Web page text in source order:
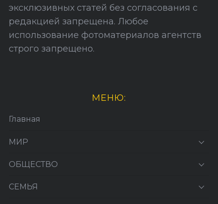
эксклюзивных статей без согласования с
редакцией запрещена. Любое
использование фотоматериалов агентств
строго запрещено.
МЕНЮ:
Главная
МИР
ОБЩЕСТВО
СЕМЬЯ